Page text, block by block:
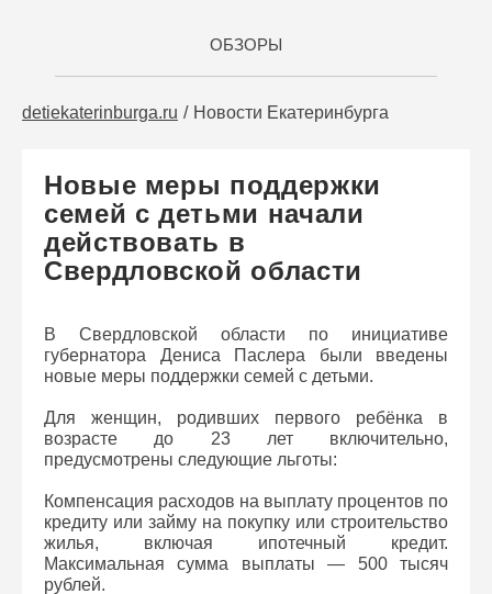
ОБЗОРЫ
detiekaterinburga.ru Новости Екатеринбурга
Новые меры поддержки
семей с детьми начали
действовать в
Свердловской области
В Свердловской области по инициативе
губернатора Дениса Паслера были введены
новые меры поддержки семей с детьми.
Для женщин, родивших первого ребёнка в
возрасте до 23 лет включительно,
предусмотрены следующие льготы:
Компенсация расходов на выплату процентов по
кредиту или займу на покупку или строительство
жилья, включая ипотечный кредит.
Максимальная сумма выплаты — 500 тысяч
рублей.